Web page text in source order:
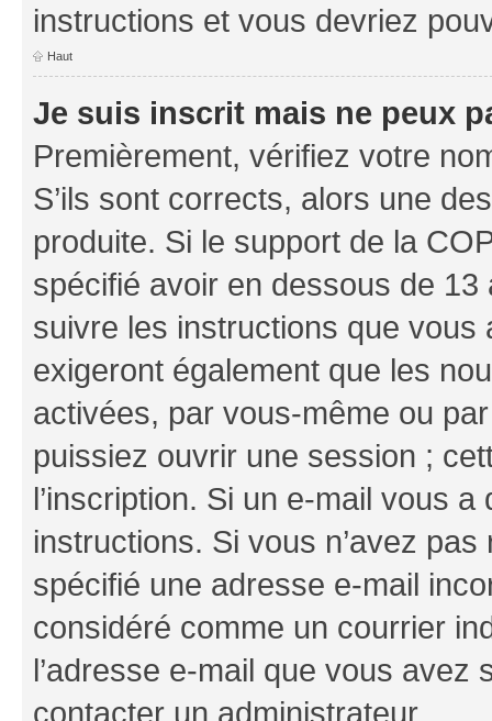
instructions et vous devriez
Haut
Je suis inscrit mais ne peux
Premièrement, vérifiez votre
S’ils sont corrects, alors une
produite. Si le support de la
spécifié avoir en dessous de 13
suivre les instructions que
exigeront également que les
activées, par vous-même ou
puissiez ouvrir une session ;
l’inscription. Si un e-mail vous
instructions. Si vous n’avez
spécifié une adresse e-mail
considéré comme un courrier
l’adresse e-mail que vous
contacter un administrateur.